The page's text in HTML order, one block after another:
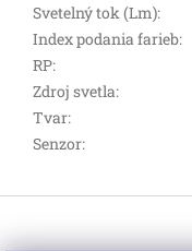
Svetelný tok (Lm):
Index podania farieb:
RP:
Zdroj svetla:
Tvar:
Senzor: